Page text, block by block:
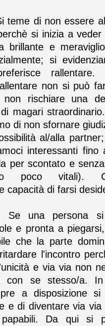
teme di non essere
si inizia a veder
brillante e
si
rallentare.
non si può
rischiare una
magari
di non sfornare
al/alla
interessanti fino
per scontato e
poco vitali).
capacità di farsi
una persona si
e pronta a
che la parte
l'incontro
e via via non
con se stesso/a. In
a disposizione
e di diventare via via
Da qui si